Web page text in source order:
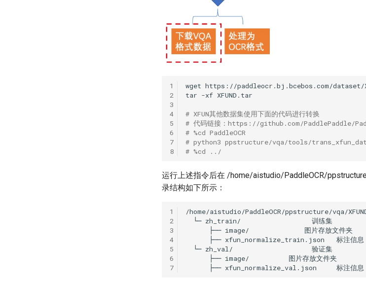
1
2
3
4
5
6
7
8
wget
tar -xf
# XFUN其他数据集使用下面的代码进行转换
# 代码链接：https://github.com/PaddlePaddle/
# %cd PaddleOCR
# python3 ppstructure/vqa/tools/
# %cd ../
运行上述指令后在 /home/aistudio/PaddleOCR/
录结构如下所示：
1
2
3
4
5
6
7
└─ zh_train/
├── image/
├── xfun_normalize_train.json
└─ zh_val/
├── image/
├── xfun_normalize_val.json